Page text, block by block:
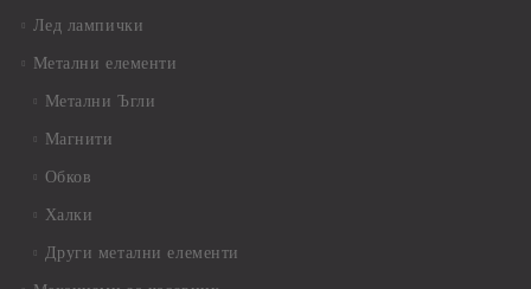
Лед лампички
Метални елементи
Метални Ъгли
Магнити
Обков
Халки
Други метални елементи